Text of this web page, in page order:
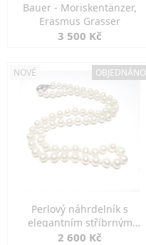
Bauer - Moriskentänzer,
Erasmus Grasser
3 500 Kč
NOVÉ OBJEDNÁNO
Perlový náhrdelník s
elegantním stříbrným
zapínáním
2 600 Kč